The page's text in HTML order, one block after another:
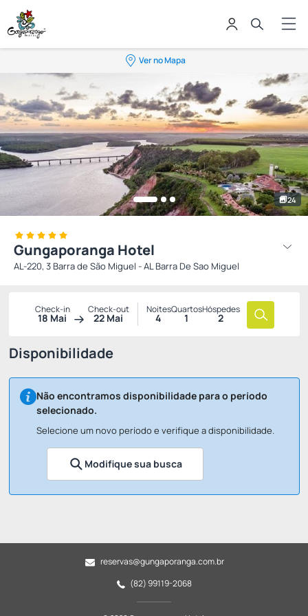
Ver no Mapa
24
Gungaporanga Hotel
AL-220, 3 Barra de São Miguel - AL Barra De Sao Miguel
Check-in
18 Mai
Check-out
22 Mai
Noites
4
Quartos
1
Hóspedes
2
Disponibilidade
Não encontramos disponibilidade para o período
selecionado.
Selecione um novo período e verifique a disponibilidade.
Modifique sua busca
reservas@gungaporanga.com.br
(82) 99119-2068